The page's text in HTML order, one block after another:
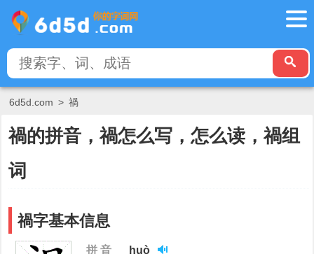
6d5d.com > 禍
禍的拼音，禍怎么写，怎么读，禍组
词
禍字基本信息
拼 音
huò